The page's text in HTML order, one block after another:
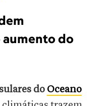
aumento do
do Oceano